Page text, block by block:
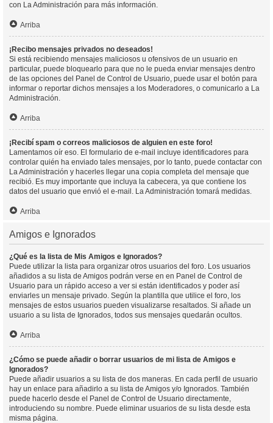
con La Administración para más información.
Arriba
¡Recibo mensajes privados no deseados!
Si está recibiendo mensajes maliciosos u ofensivos de un usuario en
particular, puede bloquearlo para que no le pueda enviar mensajes dentro
de las opciones del Panel de Control de Usuario, puede usar el botón para
informar o reportar dichos mensajes a los Moderadores, o comunicarlo a La
Administración.
Arriba
¡Recibí spam o correos maliciosos de alguien en este foro!
Lamentamos oír eso. El formulario de e-mail incluye identificadores para
controlar quién ha enviado tales mensajes, por lo tanto, puede contactar con
La Administración y hacerles llegar una copia completa del mensaje que
recibió. Es muy importante que incluya la cabecera, ya que contiene los
datos del usuario que envió el e-mail. La Administración tomará medidas.
Arriba
Amigos e Ignorados
¿Qué es la lista de Mis Amigos e Ignorados?
Puede utilizar la lista para organizar otros usuarios del foro. Los usuarios
añadidos a su lista de Amigos podrán verse en en Panel de Control de
Usuario para un rápido acceso a ver si están identificados y poder así
enviarles un mensaje privado. Según la plantilla que utilice el foro, los
mensajes de estos usuarios pueden visualizarse resaltados. Si añade un
usuario a su lista de Ignorados, todos sus mensajes quedarán ocultos.
Arriba
¿Cómo se puede añadir o borrar usuarios de mi lista de Amigos e
Ignorados?
Puede añadir usuarios a su lista de dos maneras. En cada perfil de usuario
hay un enlace para añadirlo a su lista de Amigos y/o Ignorados. También
puede hacerlo desde el Panel de Control de Usuario directamente,
introduciendo su nombre. Puede eliminar usuarios de su lista desde esta
misma página.